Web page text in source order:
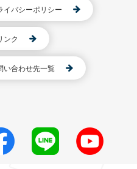
イバシーポリシー
ンク
い合わせ先一覧